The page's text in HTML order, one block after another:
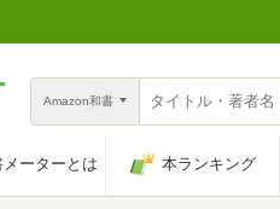
Amazon和書
メーターとは 本ランキング